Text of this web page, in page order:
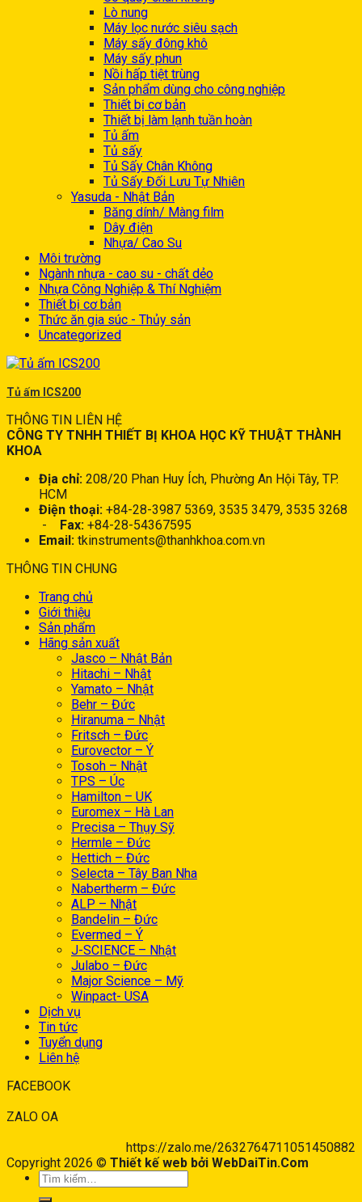
Lò nung
Máy lọc nước siêu sạch
Máy sấy đông khô
Máy sấy phun
Nồi hấp tiệt trùng
Sản phẩm dùng cho công nghiệp
Thiết bị cơ bản
Thiết bị làm lạnh tuần hoàn
Tủ ấm
Tủ sấy
Tủ Sấy Chân Không
Tủ Sấy Đối Lưu Tự Nhiên
Yasuda - Nhật Bản
Băng dính/ Màng film
Dây điện
Nhựa/ Cao Su
Môi trường
Ngành nhựa - cao su - chất dẻo
Nhựa Công Nghiệp & Thí Nghiệm
Thiết bị cơ bản
Thức ăn gia súc - Thủy sản
Uncategorized
Tủ ấm ICS200
THÔNG TIN LIÊN HỆ
CÔNG TY TNHH THIẾT BỊ KHOA HỌC KỸ THUẬT THÀNH
KHOA
Địa chỉ: 208/20 Phan Huy Ích, Phường An Hội Tây, TP.
HCM
Điện thoại: +84-28-3987 5369, 3535 3479, 3535 3268
- Fax: +84-28-54367595
Email: tkinstruments@thanhkhoa.com.vn
THÔNG TIN CHUNG
Trang chủ
Giới thiệu
Sản phẩm
Hãng sản xuất
Jasco – Nhật Bản
Hitachi – Nhật
Yamato – Nhật
Behr – Đức
Hiranuma – Nhật
Fritsch – Đức
Eurovector – Ý
Tosoh – Nhật
TPS – Úc
Hamilton – UK
Euromex – Hà Lan
Precisa – Thụy Sỹ
Hermle – Đức
Hettich – Đức
Selecta – Tây Ban Nha
Nabertherm – Đức
ALP – Nhật
Bandelin – Đức
Evermed – Ý
J-SCIENCE – Nhật
Julabo – Đức
Major Science – Mỹ
Winpact- USA
Dịch vụ
Tin tức
Tuyển dụng
Liên hệ
FACEBOOK
ZALO OA
https://zalo.me/2632764711051450882
Copyright 2026 © Thiết kế web bởi WebDaiTin.Com